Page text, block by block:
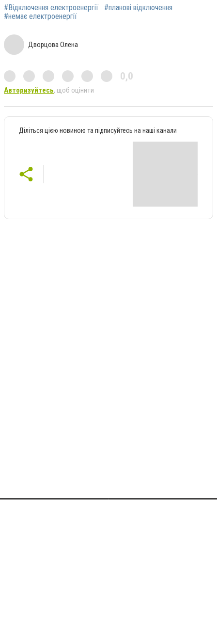
#Відключення електроенергії
#планові відключення
#немає електроенергії
Дворцова Олена
0,0
Авторизуйтесь, щоб оцінити
Діліться цією новиною та підписуйтесь на наші канали